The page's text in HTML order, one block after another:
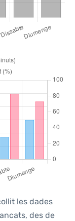
les dades
des de